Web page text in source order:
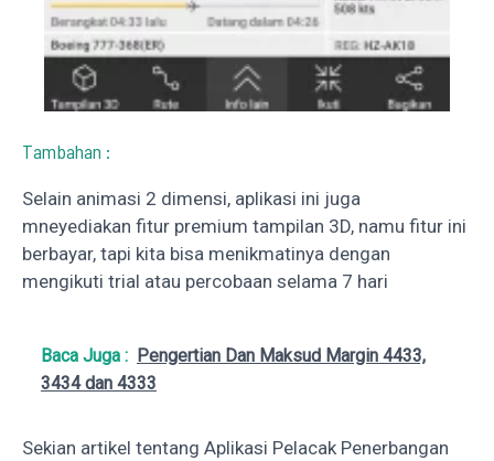
Tambahan :
Selain animasi 2 dimensi, aplikasi ini juga
mneyediakan fitur premium tampilan 3D, namu fitur ini
berbayar, tapi kita bisa menikmatinya dengan
mengikuti trial atau percobaan selama 7 hari
Baca Juga : Pengertian Dan Maksud Margin 4433,
3434 dan 4333
Sekian artikel tentang Aplikasi Pelacak Penerbangan